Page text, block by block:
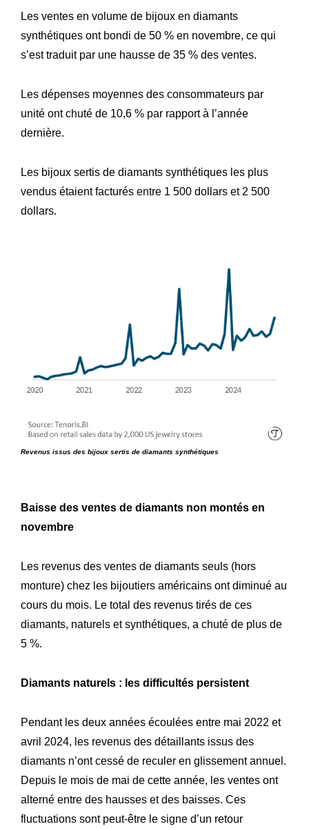
Les ventes en volume de bijoux en diamants
synthétiques ont bondi de 50 % en novembre, ce qui
s’est traduit par une hausse de 35 % des ventes.
Les dépenses moyennes des consommateurs par
unité ont chuté de 10,6 % par rapport à l’année
dernière.
Les bijoux sertis de diamants synthétiques les plus
vendus étaient facturés entre 1 500 dollars et 2 500
dollars.
Revenus issus des bijoux sertis de diamants synthétiques
Baisse des ventes de diamants non montés en
novembre
Les revenus des ventes de diamants seuls (hors
monture) chez les bijoutiers américains ont diminué au
cours du mois. Le total des revenus tirés de ces
diamants, naturels et synthétiques, a chuté de plus de
5 %.
Diamants naturels : les difficultés persistent
Pendant les deux années écoulées entre mai 2022 et
avril 2024, les revenus des détaillants issus des
diamants n’ont cessé de reculer en glissement annuel.
Depuis le mois de mai de cette année, les ventes ont
alterné entre des hausses et des baisses. Ces
fluctuations sont peut-être le signe d’un retour